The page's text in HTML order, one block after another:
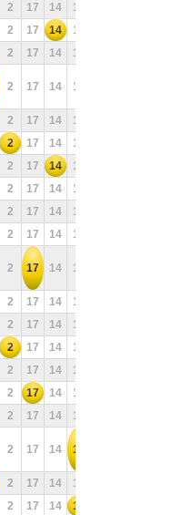
2 17 14 11
2 17 14 11
2 17 14 11
2 17 14 11
2 17 14 11
2 17 14 11
2 17 14 11
2 17 14 11
2 17 14 11
2 17 14 11
2 17 14 11
2 17 14 11
2 17 14 11
2 17 14 11
2 17 14 11
2 17 14 11
2 17 14 11
2 17 14 11
2 17 14 11
2 17 14 11